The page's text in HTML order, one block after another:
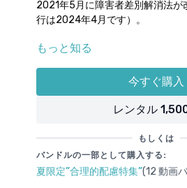
2021年5月に障害者差別解消法が
行は2024年4月です）。
学びプラネットでは2021年9月に
飯野由里子さんを招き，障害者差
するイベントを行いました。2021
ら1年，その後の進捗状況を聞く
るのでしょうか。また、それらが
の合理的配慮にどのような影響を
か。また、2022年の8月にはスイ
連の障害者権利条約の対日審査が
もっと知る
今すぐ購入
レンタル
もしくは
バンドルの一部として購入する:
夏限定”合理的配慮特集”(12 動画